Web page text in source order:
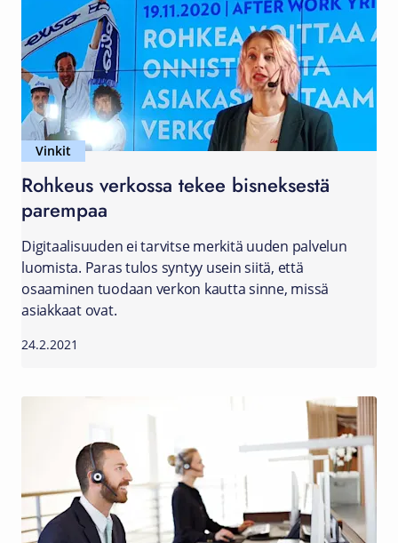
Vinkit
Rohkeus verkossa tekee bisneksestä
parempaa
Digitaalisuuden ei tarvitse merkitä uuden palvelun
luomista. Paras tulos syntyy usein siitä, että
osaaminen tuodaan verkon kautta sinne, missä
asiakkaat ovat.
24.2.2021